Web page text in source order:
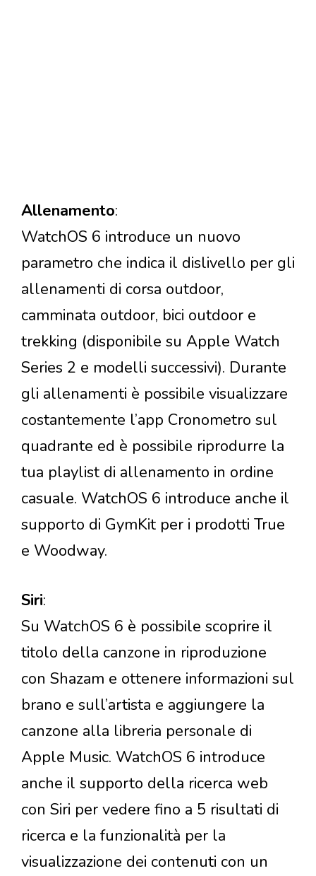
Allenamento:
WatchOS 6 introduce un nuovo
parametro che indica il dislivello per gli
allenamenti di corsa outdoor,
camminata outdoor, bici outdoor e
trekking (disponibile su Apple Watch
Series 2 e modelli successivi). Durante
gli allenamenti è possibile visualizzare
costantemente l’app Cronometro sul
quadrante ed è possibile riprodurre la
tua playlist di allenamento in ordine
casuale. WatchOS 6 introduce anche il
supporto di GymKit per i prodotti True
e Woodway.
Siri:
Su WatchOS 6 è possibile scoprire il
titolo della canzone in riproduzione
con Shazam e ottenere informazioni sul
brano e sull’artista e aggiungere la
canzone alla libreria personale di
Apple Music. WatchOS 6 introduce
anche il supporto della ricerca web
con Siri per vedere fino a 5 risultati di
ricerca e la funzionalità per la
visualizzazione dei contenuti con un